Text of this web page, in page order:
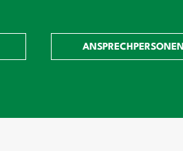
ANSPRECHPERSONEN